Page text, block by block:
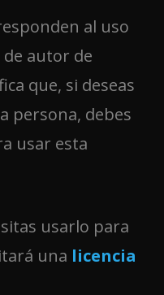
al uso
de autor de
que, si deseas
persona, debes
usar esta
usarlo para
una licencia